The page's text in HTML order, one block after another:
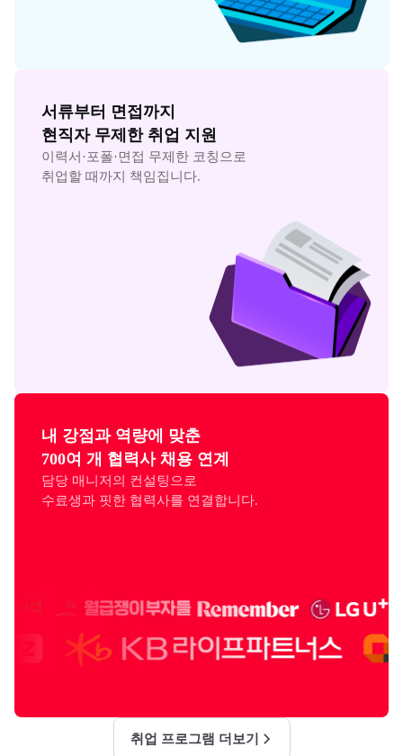
서류부터 면접까지
현직자 무제한 취업 지원
이력서·포폴·면접 무제한 코칭으로
취업할 때까지 책임집니다.
내 강점과 역량에 맞춘
700여 개 협력사 채용 연계
담당 매니저의 컨설팅으로
수료생과 핏한 협력사를 연결합니다.
취업 프로그램 더보기